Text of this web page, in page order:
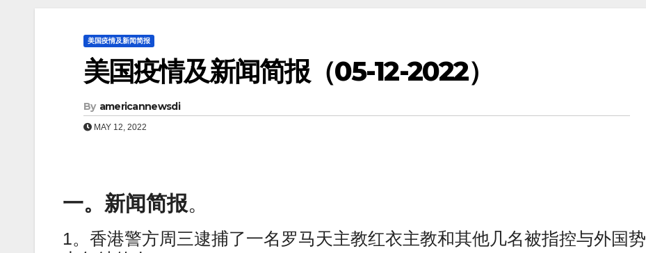
美国疫情及新闻简报
美国疫情及新闻简报（05-12-2022）
By americannewsdi
MAY 12, 2022
一。新闻简报。
1。香港警方周三逮捕了一名罗马天主教红衣主教和其他几名被指控与外国势